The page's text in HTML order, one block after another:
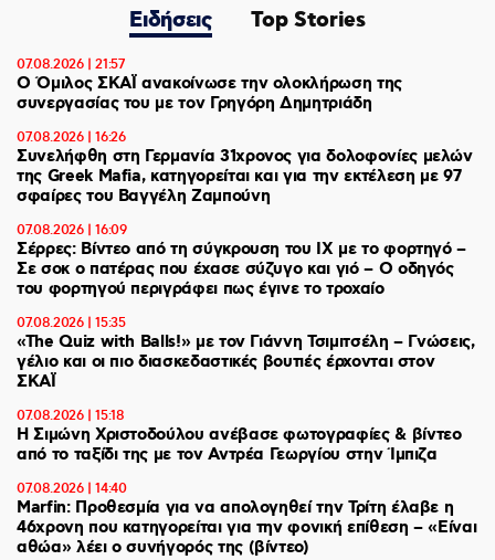
Ειδήσεις Top Stories
07.08.2026 | 21:57
Ο Όμιλος ΣΚΑΪ ανακοίνωσε την ολοκλήρωση της
συνεργασίας του με τον Γρηγόρη Δημητριάδη
07.08.2026 | 16:26
Συνελήφθη στη Γερμανία 31χρονος για δολοφονίες μελών
της Greek Mafia, κατηγορείται και για την εκτέλεση με 97
σφαίρες του Βαγγέλη Ζαμπούνη
07.08.2026 | 16:09
Σέρρες: Βίντεο από τη σύγκρουση του ΙΧ με το φορτηγό –
Σε σοκ ο πατέρας που έχασε σύζυγο και γιό – Ο οδηγός
του φορτηγού περιγράφει πως έγινε το τροχαίο
07.08.2026 | 15:35
«The Quiz with Balls!» με τον Γιάννη Τσιμιτσέλη – Γνώσεις,
γέλιο και οι πιο διασκεδαστικές βουτιές έρχονται στον
ΣΚΑΪ
07.08.2026 | 15:18
Η Σιμώνη Χριστοδούλου ανέβασε φωτογραφίες & βίντεο
από το ταξίδι της με τον Αντρέα Γεωργίου στην Ίμπιζα
07.08.2026 | 14:40
Marfin: Προθεσμία για να απολογηθεί την Τρίτη έλαβε η
46χρονη που κατηγορείται για την φονική επίθεση – «Είναι
αθώα» λέει ο συνήγορός της (βίντεο)